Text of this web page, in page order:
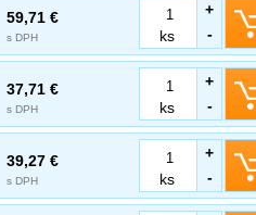
59,71 €
s DPH -
ks
+
37,71 €
s DPH -
ks
+
39,27 €
s DPH -
ks
+